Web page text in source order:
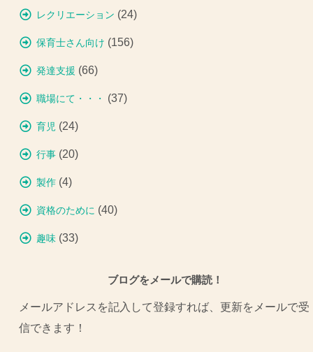
レクリエーション (24)
保育士さん向け (156)
発達支援 (66)
職場にて・・・ (37)
育児 (24)
行事 (20)
製作 (4)
資格のために (40)
趣味 (33)
ブログをメールで購読！
メールアドレスを記入して登録すれば、更新をメールで受
信できます！